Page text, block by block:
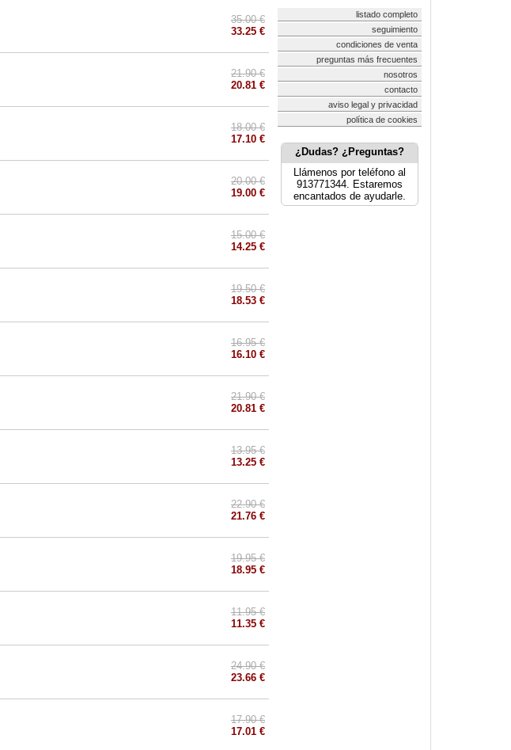
35.00 €
33.25 €
21.90 €
20.81 €
18.00 €
17.10 €
20.00 €
19.00 €
15.00 €
14.25 €
19.50 €
18.53 €
16.95 €
16.10 €
21.90 €
20.81 €
13.95 €
13.25 €
22.90 €
21.76 €
19.95 €
18.95 €
11.95 €
11.35 €
24.90 €
23.66 €
17.90 €
17.01 €
listado completo
seguimiento
condiciones de venta
preguntas más frecuentes
nosotros
contacto
aviso legal y privacidad
política de cookies
¿Dudas? ¿Preguntas?
Llámenos por teléfono al
913771344. Estaremos
encantados de ayudarle.